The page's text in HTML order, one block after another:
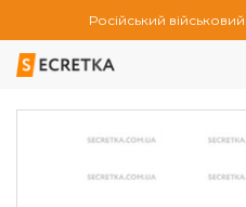
Російський
Болти